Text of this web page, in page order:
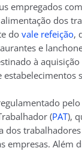
empregados
dos
dovale refeição,
e
à
estabelecimentos
(PAT),
dos
empresas. Além